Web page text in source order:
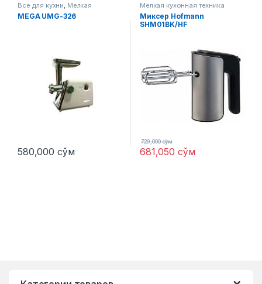
Все для кухни, Мелкая
кухонная техника
MEGA UMG-326
580,000 сўм
Мелкая кухонная техника
Миксер Hofmann
SHM01BK/HF
681,050 сўм
729,000сўм